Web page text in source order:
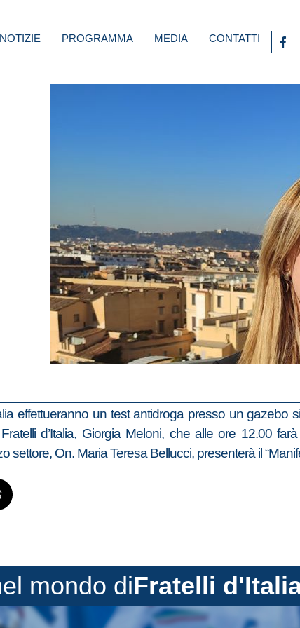
NOTIZIE PROGRAMMA MEDIA CONTATTI
effettueranno un test antidroga presso un gazebo
d’Italia, Giorgia Meloni, che alle ore 12.00
On. Maria Teresa Bellucci, presenterà il
mondo diFratelli